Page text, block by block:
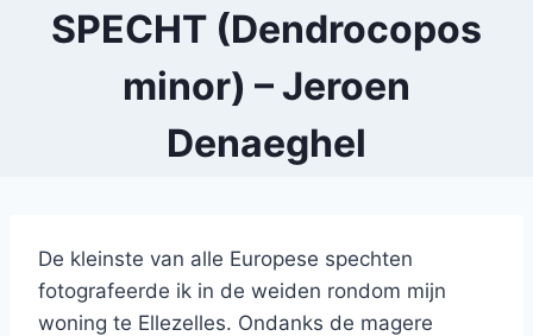
SPECHT (Dendrocopos
minor) – Jeroen
Denaeghel
De kleinste van alle Europese spechten
fotografeerde ik in de weiden rondom mijn
woning te Ellezelles. Ondanks de magere